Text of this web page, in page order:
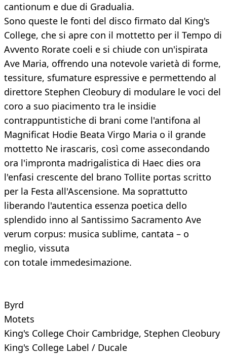
cantionum e due di Gradualia.
Sono queste le fonti del disco firmato dal King's
College, che si apre con il mottetto per il Tempo di
Avvento Rorate coeli e si chiude con un'ispirata
Ave Maria, offrendo una notevole varietà di forme,
tessiture, sfumature espressive e permettendo al
direttore Stephen Cleobury di modulare le voci del
coro a suo piacimento tra le insidie
contrappuntistiche di brani come l'antifona al
Magnificat Hodie Beata Virgo Maria o il grande
mottetto Ne irascaris, così come assecondando
ora l'impronta madrigalistica di Haec dies ora
l'enfasi crescente del brano Tollite portas scritto
per la Festa all'Ascensione. Ma soprattutto
liberando l'autentica essenza poetica dello
splendido inno al Santissimo Sacramento Ave
verum corpus: musica sublime, cantata – o
meglio, vissuta
con totale immedesimazione.
Byrd
Motets
King's College Choir Cambridge, Stephen Cleobury
King's College Label / Ducale